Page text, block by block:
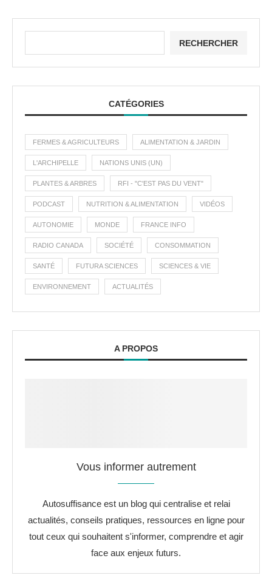
RECHERCHER
CATÉGORIES
FERMES & AGRICULTEURS ALIMENTATION & JARDIN
L'ARCHIPELLE NATIONS UNIS (UN)
PLANTES & ARBRES RFI - "C'EST PAS DU VENT"
PODCAST NUTRITION & ALIMENTATION VIDÉOS
AUTONOMIE MONDE FRANCE INFO
RADIO CANADA SOCIÉTÉ CONSOMMATION
SANTÉ FUTURA SCIENCES SCIENCES & VIE
ENVIRONNEMENT ACTUALITÉS
A PROPOS
Vous informer autrement
Autosuffisance est un blog qui centralise et relai
actualités, conseils pratiques, ressources en ligne pour
tout ceux qui souhaitent s'informer, comprendre et agir
face aux enjeux futurs.